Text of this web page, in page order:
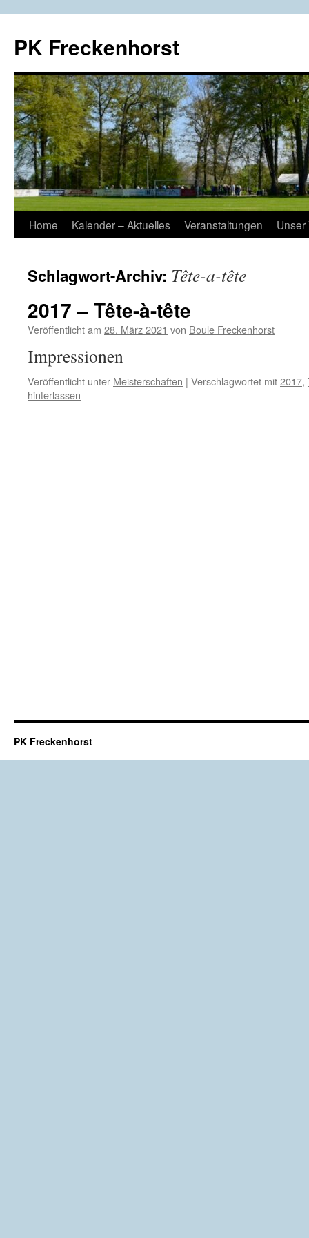
springen
PK Freckenhorst
Home Kalender – Aktuelles Veranstaltungen Unser
Schlagwort-Archiv: Tête-a-tête
2017 – Tête-à-tête
Veröffentlicht am 28. März 2021 von Boule Freckenhorst
Impressionen
Veröffentlicht unter Meisterschaften | Verschlagwortet mit2017,
hinterlassen
PK Freckenhorst